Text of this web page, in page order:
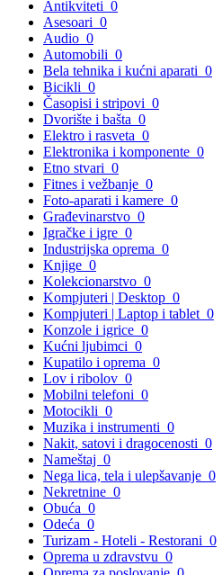
Antikviteti 0
Asesoari 0
Audio 0
Automobili 0
Bela tehnika i kućni aparati 0
Bicikli 0
Časopisi i stripovi 0
Dvorište i bašta 0
Elektro i rasveta 0
Elektronika i komponente 0
Etno stvari 0
Fitnes i vežbanje 0
Foto-aparati i kamere 0
Građevinarstvo 0
Igračke i igre 0
Industrijska oprema 0
Knjige 0
Kolekcionarstvo 0
Kompjuteri | Desktop 0
Kompjuteri | Laptop i tablet 0
Konzole i igrice 0
Kućni ljubimci 0
Kupatilo i oprema 0
Lov i ribolov 0
Mobilni telefoni 0
Motocikli 0
Muzika i instrumenti 0
Nakit, satovi i dragocenosti 0
Nameštaj 0
Nega lica, tela i ulepšavanje 0
Nekretnine 0
Obuća 0
Odeća 0
Turizam - Hoteli - Restorani 0
Oprema u zdravstvu 0